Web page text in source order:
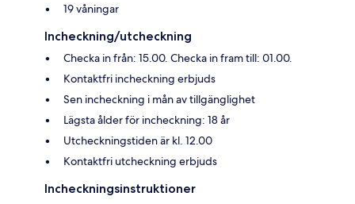
19 våningar
Incheckning/utcheckning
Checka in från: 15.00. Checka in fram till: 01.00.
Kontaktfri incheckning erbjuds
Sen incheckning i mån av tillgänglighet
Lägsta ålder för incheckning: 18 år
Utcheckningstiden är kl. 12.00
Kontaktfri utcheckning erbjuds
Incheckningsinstruktioner